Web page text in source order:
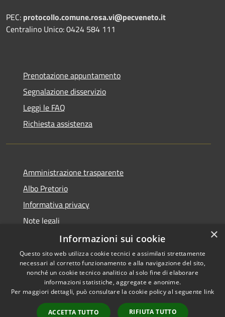
PEC: protocollo.comune.rosa.vi@pecveneto.it
Centralino Unico: 0424 584 111
Prenotazione appuntamento
Segnalazione disservizio
Leggi le FAQ
Richiesta assistenza
Amministrazione trasparente
Albo Pretorio
Informativa privacy
Note legali
Dichiarazione di accessibilità
RSS
Accessibilità
Copyright © 2026 • Comune di
Municipium• Accesso
×
Informazioni sui cookie
Questo sito web utilizza cookie tecnici e assimilati strettamente
necessari al corretto funzionamento e alla navigazione del sito,
nonché un cookie tecnico analitico al solo fine di elaborare
informazioni statistiche, aggregate e anonime.
Per maggiori dettagli, può consultare la cookie policy al seguente link
ACCETTA TUTTO RIFIUTA TUTTO